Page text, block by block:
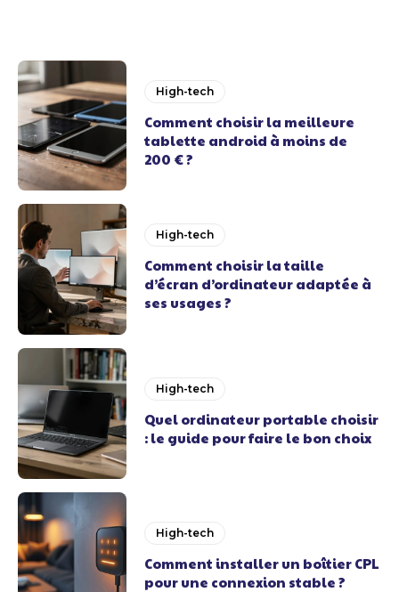
High-tech
Comment choisir la meilleure
tablette android à moins de
200 € ?
High-tech
Comment choisir la taille
d’écran d’ordinateur adaptée à
ses usages ?
High-tech
Quel ordinateur portable choisir
: le guide pour faire le bon choix
High-tech
Comment installer un boîtier CPL
pour une connexion stable ?